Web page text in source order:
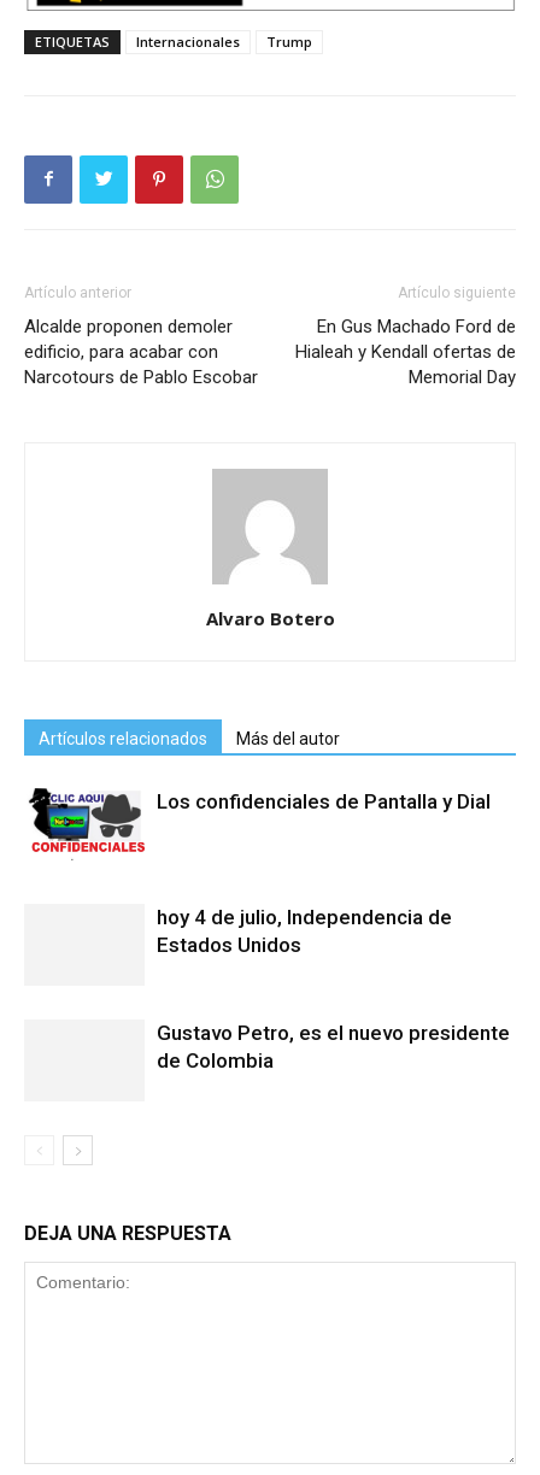
ETIQUETAS Internacionales Trump
Artículo anterior
Alcalde proponen demoler
edificio, para acabar con
Narcotours de Pablo Escobar
Artículo siguiente
En Gus Machado Ford de
Hialeah y Kendall ofertas de
Memorial Day
Alvaro Botero
Artículos relacionados Más del autor
Los confidenciales de Pantalla y Dial
hoy 4 de julio, Independencia de
Estados Unidos
Gustavo Petro, es el nuevo presidente
de Colombia
DEJA UNA RESPUESTA